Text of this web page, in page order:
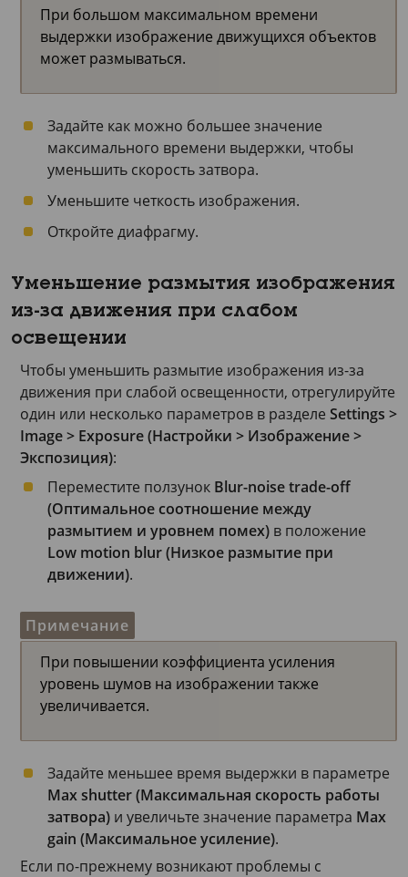
При большом максимальном времени
выдержки изображение движущихся объектов
может размываться.
Задайте как можно большее значение
максимального времени выдержки, чтобы
уменьшить скорость затвора.
Уменьшите четкость изображения.
Откройте диафрагму.
Уменьшение размытия изображения
из-за движения при слабом
освещении
Чтобы уменьшить размытие изображения из-за
движения при слабой освещенности, отрегулируйте
один или несколько параметров в разделе Settings >
Image > Exposure (Настройки > Изображение >
Экспозиция):
Переместите ползунок Blur-noise trade-off
(Оптимальное соотношение между
размытием и уровнем помех) в положение
Low motion blur (Низкое размытие при
движении).
Примечание
При повышении коэффициента усиления
уровень шумов на изображении также
увеличивается.
Задайте меньшее время выдержки в параметре
Max shutter (Максимальная скорость работы
затвора) и увеличьте значение параметра Max
gain (Максимальное усиление).
Если по-прежнему возникают проблемы с